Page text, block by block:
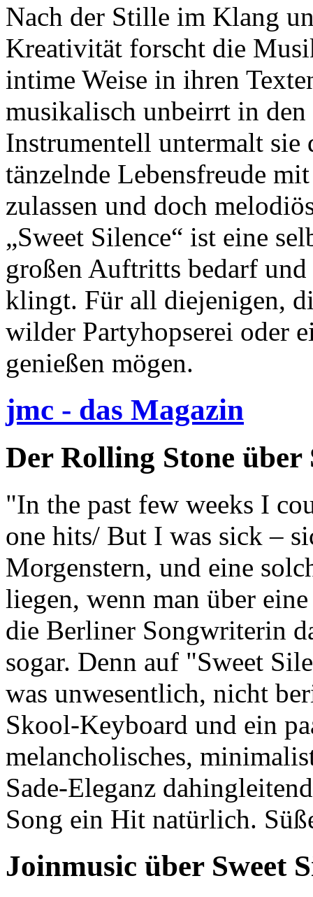
Nach der Stille im Klang
Kreativität forscht die
intime Weise in ihren
musikalisch unbeirrt in
Instrumentell untermalt sie
tänzelnde Lebensfreude
zulassen und doch
„Sweet Silence“ ist eine
großen Auftritts bedarf
klingt. Für all diejenigen,
wilder Partyhopserei oder
genießen mögen.
jmc - das Magazin
Der Rolling Stone über
"In the past few weeks I
one hits/ But I was sick –
Morgenstern, und eine
liegen, wenn man über
die Berliner Songwriterin
sogar. Denn auf "Sweet
was unwesentlich, nicht
Skool-Keyboard und ein
melancholisches,
Sade-Eleganz
Song ein Hit natürlich.
Joinmusic über Sweet